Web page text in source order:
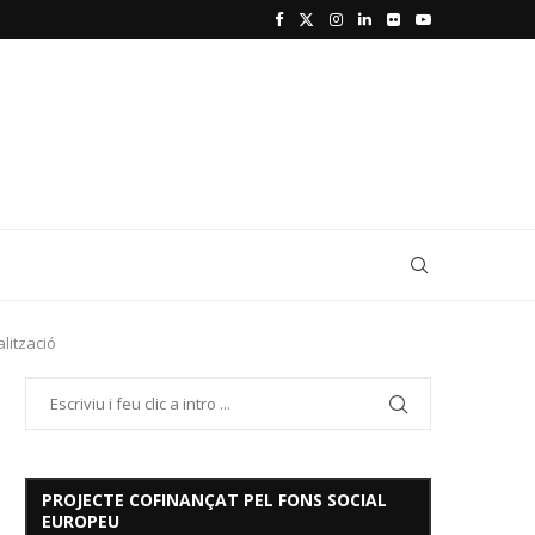
PROJECTE COFINANÇAT PEL FONS SOCIAL
EUROPEU